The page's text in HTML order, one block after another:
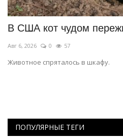
В США кот чудом
Авг 6, 2026 0 57
Животное спряталось в шкафу.
ПОПУЛЯРНЫЕ ТЕГИ